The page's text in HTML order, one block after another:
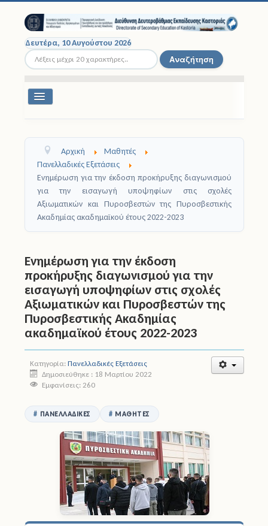
Δευτέρα, 10 Αυγούστου 2026
Αναζήτηση... Αναζήτηση
Εναλλαγή
Σχολικές Μονάδες
Μαθητές
Νομοθεσία
Άδειες
Έντυπα
Ηλεκτρονικές Υπηρεσίες
Αρχική
Μαθητές
Πανελλαδικές Εξετάσεις
Ενημέρωση για την έκδοση προκήρυξης διαγωνισμού
για την εισαγωγή υποψηφίων στις σχολές
Αξιωματικών και Πυροσβεστών της Πυροσβεστικής
Ακαδημίας ακαδημαϊκού έτους 2022-2023
Ενημέρωση για την έκδοση
προκήρυξης διαγωνισμού για την
εισαγωγή υποψηφίων στις σχολές
Αξιωματικών και Πυροσβεστών της
Πυροσβεστικής Ακαδημίας
ακαδημαϊκού έτους 2022-2023
Κατηγορία: Πανελλαδικές Εξετάσεις
Δημοσιεύθηκε : 18 Μαρτίου 2022
Εμφανίσεις: 260
ΠΑΝΕΛΛΑΔΙΚΈΣ ΜΑΘΗΤΈΣ